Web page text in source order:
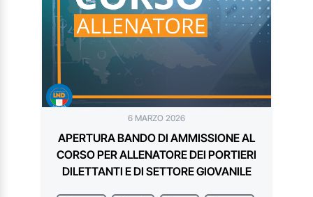
6 MARZO 2026
APERTURA BANDO DI AMMISSIONE AL
CORSO PER ALLENATORE DEI PORTIERI
DILETTANTI E DI SETTORE GIOVANILE